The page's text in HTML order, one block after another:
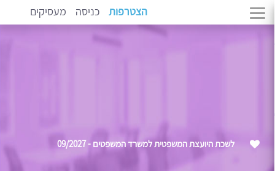
הצטרפות כניסה מעסיקים
לשכת היועצת המשפטית למשרד המשפטים - 09/2027